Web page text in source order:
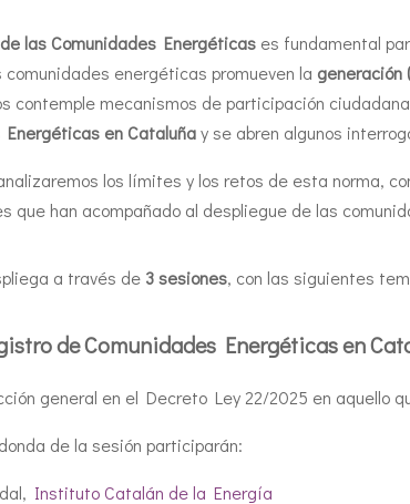
las Comunidades Energéticas es fundamental
comunidades energéticas promueven la generación
contemple mecanismos de participación
Energéticas en Cataluñay se abren algunos
los límites y los retos de esta norma,
que han acompañado al despliegue de las
a través de 3 sesiones, con las siguientes
de Comunidades Energéticas en
general en el Decreto Ley 22/2025 en aquello
de la sesión participarán:
Instituto Catalán de la Energía